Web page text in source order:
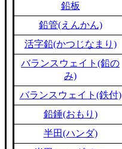
鉛板
鉛管(えんかん)
活字鉛(かつじなまり)
バランスウェイト(鉛の
み)
バランスウェイト(鉄付)
鉛錘(おもり)
半田(ハンダ)